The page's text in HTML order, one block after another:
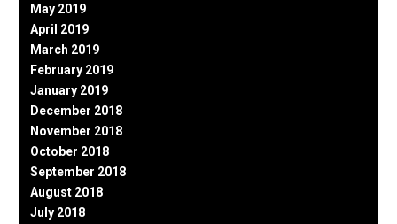
May 2019
April 2019
March 2019
February 2019
January 2019
December 2018
November 2018
October 2018
September 2018
August 2018
July 2018